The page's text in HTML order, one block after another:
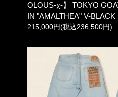
OLOUS-χ-】 TOKYO
IN "AMALTHEA" V-BLACK
215,000円(税込236,500円)